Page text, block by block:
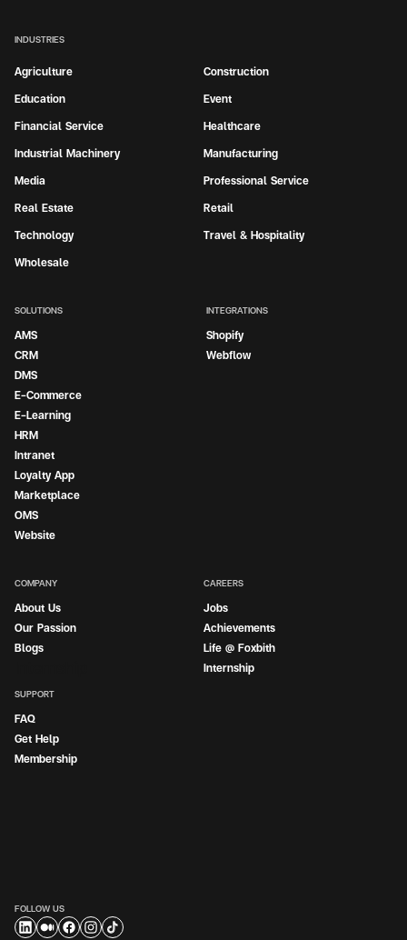
SOLUTIONS
AMS
CRM
DMS
E-Commerce
E-Learning
HRM
Intranet
Loyalty App
Marketplace
OMS
Website
INTEGRATIONS
Shopify
Webflow
INDUSTRIES
Agriculture
Construction
Education
Event
Financial Service
Healthcare
Industrial Machinery
Manufacturing
Media
Professional Service
Real Estate
Retail
Technology
Travel & Hospitality
Wholesale
COMPANY
About Us
Our Passion
Blogs
CAREERS
Jobs
Achievements
Life @ Foxbith
Internship
SUPPORT
FAQ
Get Help
Membership
FOLLOW US